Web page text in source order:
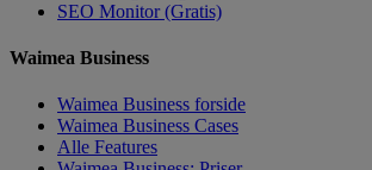
SEO Monitor (Gratis)
Waimea Business
Waimea Business forside
Waimea Business Cases
Alle Features